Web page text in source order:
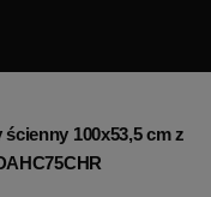
100x53,5 cm z